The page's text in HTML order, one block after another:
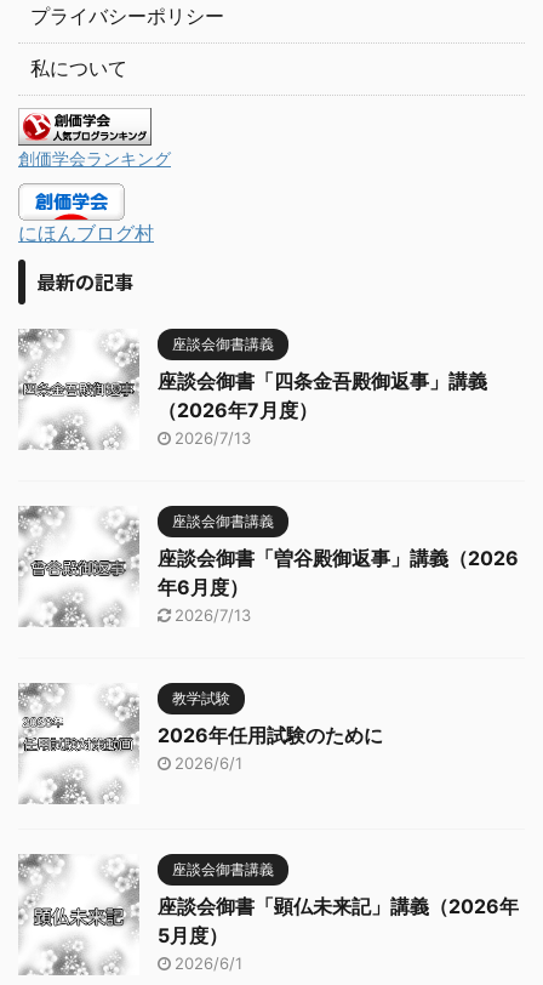
プライバシーポリシー
私について
創価学会ランキング
にほんブログ村
最新の記事
座談会御書講義
座談会御書「四条金吾殿御返事」講義
（2026年7月度）
2026/7/13
座談会御書講義
座談会御書「曽谷殿御返事」講義（2026
年6月度）
2026/7/13
教学試験
2026年任用試験のために
2026/6/1
座談会御書講義
座談会御書「顕仏未来記」講義（2026年
5月度）
2026/6/1